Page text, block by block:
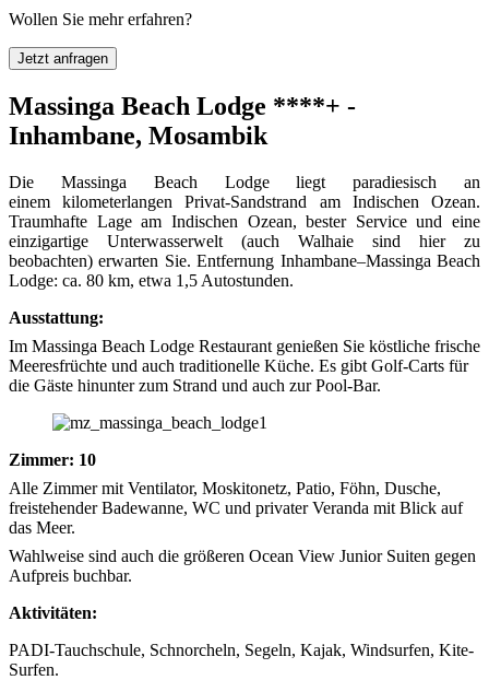
Wollen Sie mehr erfahren?
Jetzt anfragen
Massinga Beach Lodge ****+ -
Inhambane, Mosambik
Die Massinga Beach Lodge liegt paradiesisch an
einem kilometerlangen Privat-Sandstrand am Indischen Ozean.
Traumhafte Lage am Indischen Ozean, bester Service und eine
einzigartige Unterwasserwelt (auch Walhaie sind hier zu
beobachten) erwarten Sie. Entfernung Inhambane–Massinga Beach
Lodge: ca. 80 km, etwa 1,5 Autostunden.
Ausstattung:
Im Massinga Beach Lodge Restaurant genießen Sie köstliche frische
Meeresfrüchte und auch traditionelle Küche. Es gibt Golf-Carts für
die Gäste hinunter zum Strand und auch zur Pool-Bar.
Zimmer: 10
Alle Zimmer mit Ventilator, Moskitonetz, Patio, Föhn, Dusche,
freistehender Badewanne, WC und privater Veranda mit Blick auf
das Meer.
Wahlweise sind auch die größeren Ocean View Junior Suiten gegen
Aufpreis buchbar.
Aktivitäten:
PADI-Tauchschule, Schnorcheln, Segeln, Kajak, Windsurfen, Kite-
Surfen.